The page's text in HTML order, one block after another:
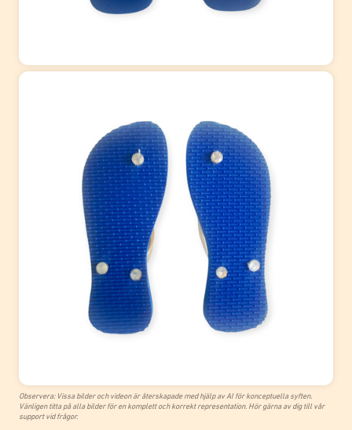
Observera: Vissa bilder och videon är återskapade med hjälp av AI för konceptuella syften.
Vänligen titta på alla bilder för en komplett och korrekt representation. Hör gärna av dig till vår
support vid frågor.